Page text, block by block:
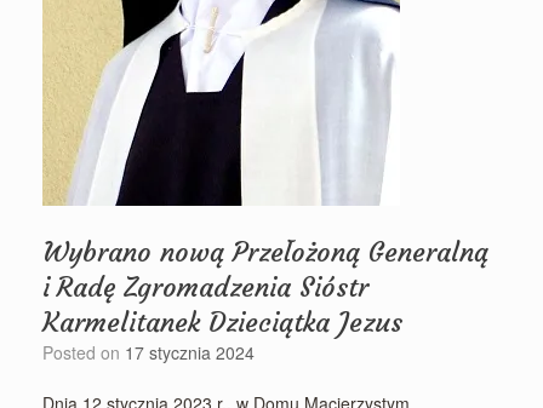
Wybrano nową Przełożoną Generalną
i Radę Zgromadzenia Sióstr
Karmelitanek Dzieciątka Jezus
Posted on 17 stycznia 2024
Dnia 12 stycznia 2023 r., w Domu Macierzystym